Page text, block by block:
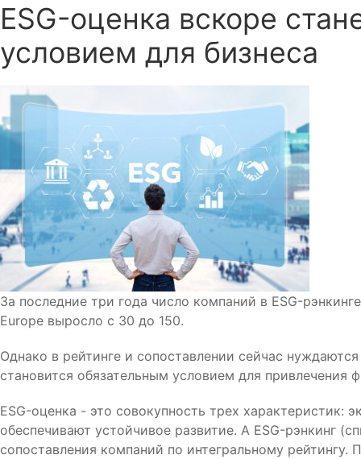
ESG-оценка вскоре
условием для бизнеса
За последние три года число компаний в ESG-
Europe выросло с 30 до 150.
Однако в рейтинге и сопоставлении сейчас
становится обязательным условием для
ESG-оценка - это совокупность трех характеристик:
обеспечивают устойчивое развитие. А ESG-рэнкинг
сопоставления компаний по интегральному